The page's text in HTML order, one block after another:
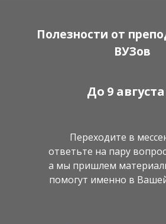
Полезности от
ВУЗов
Переходите в
ответьте на пару
а мы пришлем
помогут именно в
9 августа
До